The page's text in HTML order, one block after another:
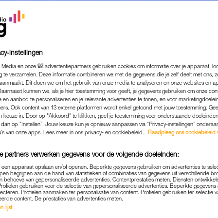
INVLOED
MENSTRUATIE
PERSOONLIJK|ACHTERGROND
12-08-2020 | MARLOES VAN WIJNEN
instellingen
en onze 92 advertentiepartners gebruiken cookies om informatie over je apparaat,
te verzamelen. Deze informatie combineren we met de gegevens die je zelf deelt met ons,
Dit doen we om het gebruik van onze media te analyseren en onze websites en
kunnen we, als je hier toestemming voor geeft, je gegevens gebruiken om onze
en aanbod te personaliseren en je relevante advertenties te tonen, en voor
Ook content van 13 externe platformen wordt enkel getoond met jouw toestemming.
keuze in. Door op "Akkoord" te klikken, geef je toestemming voor onderstaande
op “Instellen”. Jouw keuze kun je opnieuw aanpassen via “Privacy-instellingen”
van onze apps. Lees meer in ons privacy- en cookiebeleid.
Raadpleeg ons cookiebeleid
partners verwerken gegevens voor de volgende doeleinden:
apparaat opslaan en/of openen. Beperkte gegevens gebruiken om advertenties te
begrijpen aan de hand van statistieken of combinaties van gegevens uit verschillende
behoeve van gepersonaliseerde advertenties. Contentprestaties meten. Diensten
gebruiken voor de selectie van gepersonaliseerde advertenties. Beperkte
Profielen aanmaken ter personalisatie van content. Profielen gebruiken ter selectie
content. De prestaties van advertenties meten.
lijst